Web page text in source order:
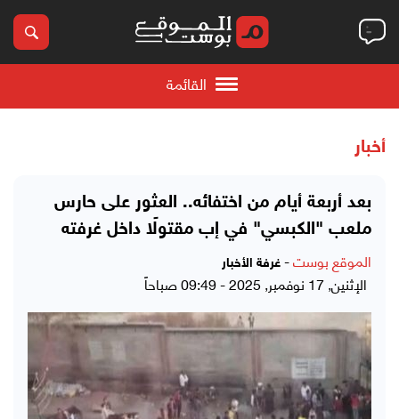
القائمة
أخبار
بعد أربعة أيام من اختفائه.. العثور على حارس
ملعب "الكبسي" في إب مقتولًا داخل غرفته
الموقع بوست- غرفة الأخبار
الإثنين, 17 نوفمبر, 2025 - 09:49 صباحاً